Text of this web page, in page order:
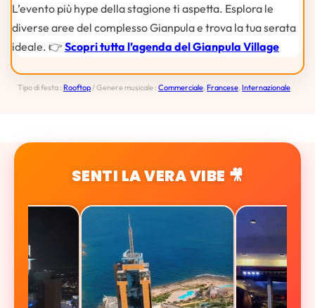
L’evento più hype della stagione ti aspetta. Esplora le
diverse aree del complesso Gianpula e trova la tua serata
ideale. 👉 Scopri tutta l’agenda del Gianpula Village
Tipo di festa : Rooftop / Genere musicale : Commerciale Francese Internazionale
SENTI LA VERA VIBE 🎥